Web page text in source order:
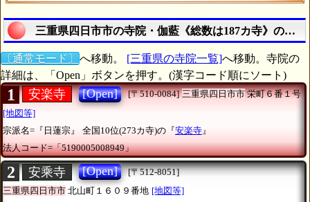
三重県四日市市の寺院・伽藍《総数は187カ寺》の一覧
〔通常モード〕 へ移動。 [三重県の寺院一覧]へ移動。寺院の
詳細は、「Open」ボタンを押す。(漢字コード順にソート)
1 安楽寺 [Open] [〒510-0084] 三重県四日市市栄町６番１号
[地図等]
宗派名=『日蓮宗』
全国10位(273カ寺)の『安楽寺 』
法人コード=「5190005008949」
2 安乘寺 [Open]
[〒512-8051]
三重県四日市市 北山町１６０９番地 [地図等]